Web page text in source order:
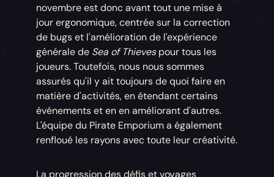
novembre est donc avant tout une mise à
jour ergonomique, centrée sur la correction
de bugs et l'amélioration de l'expérience
générale de Sea of Thievespour tous les
joueurs. Toutefois, nous nous sommes
assurés qu'il y ait toujours de quoi faire en
matière d'activités, en étendant certains
événements et en en améliorant d'autres.
L'équipe du Pirate Emporium a également
renfloué les rayons avec toute leur créativité.
La progression des défis et voyages